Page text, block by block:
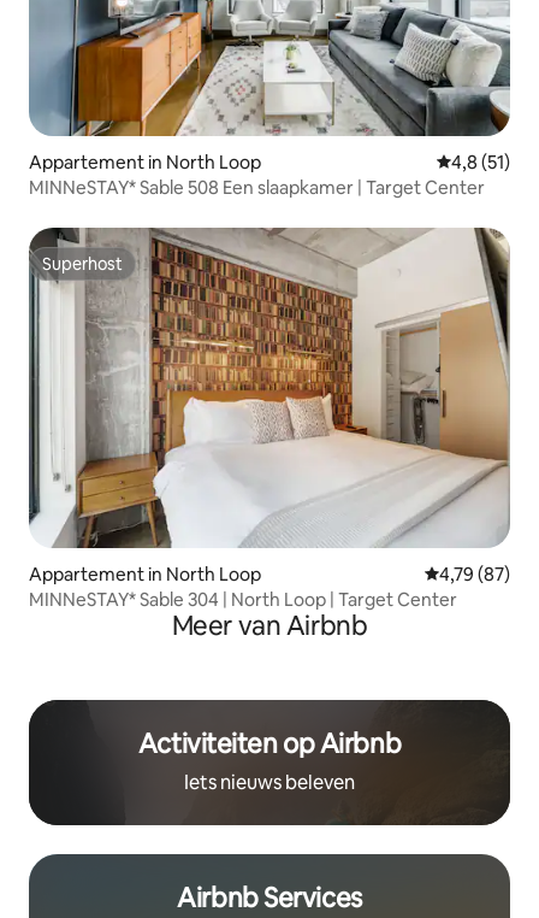
Appartement in North Loop
4,8 (51)
MINNeSTAY* Sable 508 Een slaapkamer | Target Center
Superhost
Superhost
Appartement in North Loop Gemiddelde
4,79 (87)
MINNeSTAY* Sable 304 | North Loop | Target Center
Meer van Airbnb
Activiteiten op Airbnb
Iets nieuws beleven
Airbnb Services